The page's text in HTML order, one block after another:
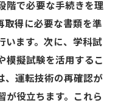
階で必要な手続きを理
取得に必要な書類を準
います。次に、学科試
模擬試験を活用するこ
、運転技術の再確認が
が役立ちます。これら